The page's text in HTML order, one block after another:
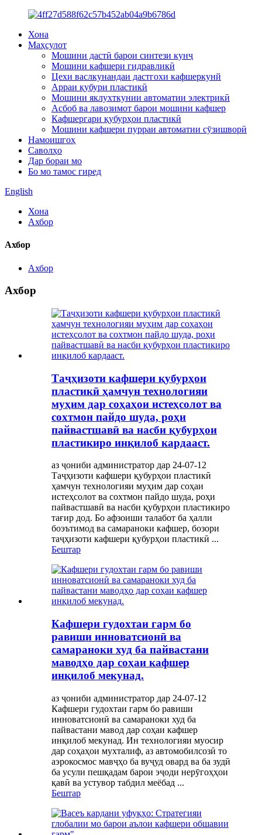
Хона
Маҳсулот
Мошини дастӣ барои синтези кунҷ
Мошини кафшери гидравликӣ
Цехи васлкунандаи дастгохи кафшеркунй
Арраи қубури пластикӣ
Мошини яклухткунии автоматии электрикӣ
Асбоб ва лавозимот барои мошини кафшер
Кафшергари қубурҳои пластикӣ
Мошини кафшери пурраи автоматии сӯзишворӣ
Намоишгоҳ
Саволҳо
Дар бораи мо
Бо мо тамос гиред
English
Хона
Ахбор
Ахбор
Ахбор
Ахбор
Таҷҳизоти кафшери қубурҳои
пластикӣ ҳамчун технологияи
муҳим дар соҳаҳои истеҳсолот ва
сохтмон пайдо шуда, роҳи
пайвастшавӣ ва насби қубурҳои
пластикиро инқилоб кардааст.
аз ҷониби администратор дар 24-07-12
Таҷҳизоти кафшери қубурҳои пластикӣ
ҳамчун технологияи муҳим дар соҳаи
истеҳсолот ва сохтмон пайдо шуда, роҳи
пайвастшавӣ ва насби қубурҳои пластикиро
тағир дод. Бо афзоиши талабот ба ҳалли
боэътимод ва самараноки кафшер, бозори
таҷҳизоти кафшери қубурҳои пластикӣ ...
Бештар
Кафшери гудохтаи гарм бо
равиши инноватсионӣ ва
самараноки худ ба пайвастани
маводҳо дар соҳаи кафшер
инқилоб мекунад.
аз ҷониби администратор дар 24-07-12
Кафшери гудохтаи гарм бо равиши
инноватсионӣ ва самараноки худ ба
пайвастани мавод дар соҳаи кафшер
инқилоб мекунад. Ин технологияи муосир
дар соҳаҳои мухталиф, аз автомобилсозӣ то
аэрокосмос мавҷҳо ба вуҷуд овард ва ба зудӣ
ба усули пешқадам барои эҷоди нерӯгоҳҳои
қавӣ ва устувор табдил меёбад ...
Бештар